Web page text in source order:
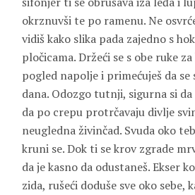
okrznuvši te po ramenu. Ne
vidiš kako slika pada zajedno s
pločicama. Držeći se s obe ruke
pogled napolje i primećuješ da
dana. Odozgo tutnji, sigurna si
da po crepu protrčavaju divlje
neugledna živinčad. Svuda oko
kruni se. Dok ti se krov zgrade
da je kasno da odustaneš. Ekser
zida, rušeći doduše sve oko sebe,